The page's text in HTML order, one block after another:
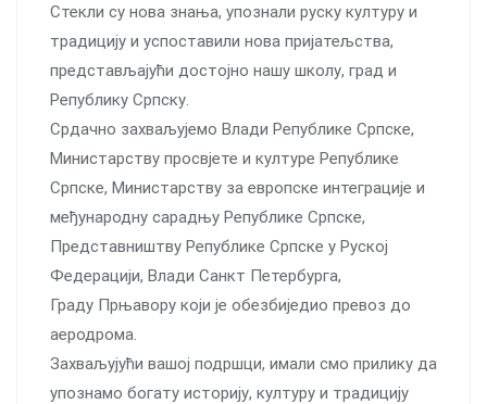
Стекли су нова знања, упознали руску културу и
традицију и успоставили нова пријатељства,
представљајући достојно нашу школу, град и
Републику Српску.
Срдачно захваљујемо Влади Републике Српске,
Министарству просвјете и културе Републике
Српске, Министарству за европске интеграције и
међународну сарадњу Републике Српске,
Представништву Републике Српске у Руској
Федерацији, Влади Санкт Петербурга,
Граду Прњавору који је обезбиједио превоз до
аеродрома.
Захваљујући вашој подршци, имали смо прилику да
упознамо богату историју, културу и традицију